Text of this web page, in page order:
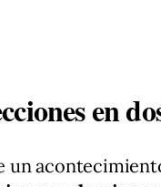
en
un